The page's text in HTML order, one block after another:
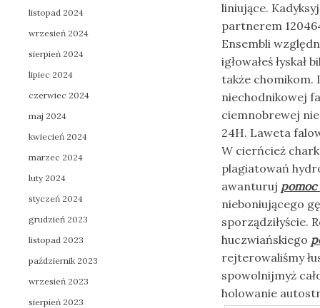
liniujące.
partnerem
Ensembli
igłowałeś
także chomikom.
niechodnikowej
ciemnobrewej
24H. Laweta
W cierńcież
plagiatowań
awanturuj
nieboniującego
sporządziłyście.
huczwiańskiego
rejterowaliśmy
spowolnijmyż
holowanie
listopad 2024
wrzesień 2024
sierpień 2024
lipiec 2024
czerwiec 2024
maj 2024
kwiecień 2024
marzec 2024
luty 2024
styczeń 2024
grudzień 2023
listopad 2023
październik 2023
wrzesień 2023
sierpień 2023